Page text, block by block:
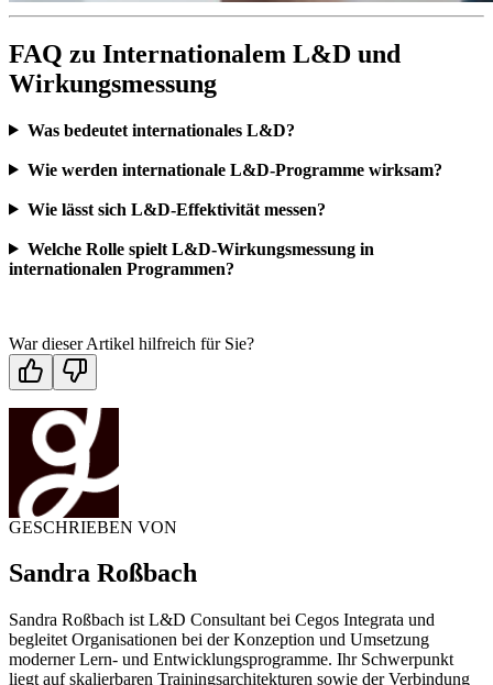
FAQ zu Internationalem L&D und
Wirkungsmessung
Was bedeutet internationales L&D?
Wie werden internationale L&D-Programme wirksam?
Wie lässt sich L&D-Effektivität messen?
Welche Rolle spielt L&D-Wirkungsmessung in
internationalen Programmen?
War dieser Artikel hilfreich für Sie?
GESCHRIEBEN VON
Sandra Roßbach
Sandra Roßbach ist L&D Consultant bei Cegos Integrata und
begleitet Organisationen bei der Konzeption und Umsetzung
moderner Lern- und Entwicklungsprogramme. Ihr Schwerpunkt
liegt auf skalierbaren Trainingsarchitekturen sowie der Verbindung